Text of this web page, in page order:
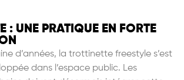
: UNE PRATIQUE EN FORTE
d’années, la trottinette freestyle s’est
dans l’espace public. Les